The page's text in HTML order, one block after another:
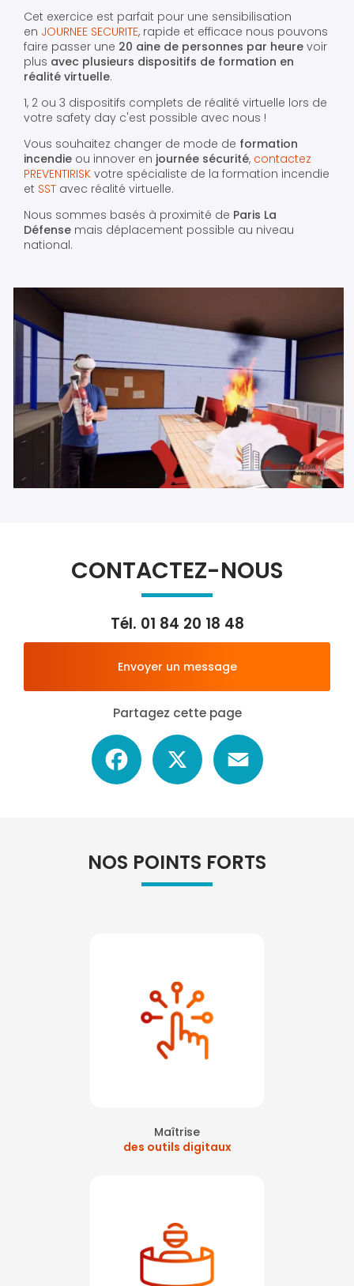
Cet exercice est parfait pour une sensibilisation
en JOURNEE SECURITE, rapide et efficace nous pouvons
faire passer une 20 aine de personnes par heure voir
plus avec plusieurs dispositifs de formation en
réalité virtuelle.
1, 2 ou 3 dispositifs complets de réalité virtuelle lors de
votre safety day c'est possible avec nous !
Vous souhaitez changer de mode de formation
incendie ou innover en journée sécurité, contactez
PREVENTIRISK votre spécialiste de la formation incendie
et SST avec réalité virtuelle.
Nous sommes basés à proximité de Paris La
Défense mais déplacement possible au niveau
national.
CONTACTEZ-NOUS
Tél. 01 84 20 18 48
Envoyer un message
Partagez cette page
Facebook
NOS POINTS FORTS
Maîtrise
des outils digitaux